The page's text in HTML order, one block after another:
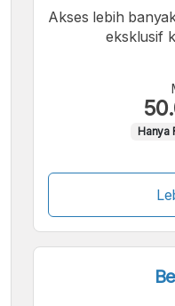
Akses lebih
eksklusif
Hanya